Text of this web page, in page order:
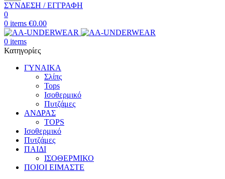
ΣΥΝΔΕΣΗ / ΕΓΓΡΑΦΗ
0
0 items €0.00
0 items
Κατηγορίες
ΓΥΝΑΙΚΑ
Σλίπς
Tops
Ισοθερμικό
Πυτζάμες
ΑΝΔΡΑΣ
TOPS
Ισοθερμικό
Πυτζάμες
ΠΑΙΔΙ
ΙΣΟΘΕΡΜΙΚΟ
ΠΟΙΟΙ ΕΙΜΑΣΤΕ